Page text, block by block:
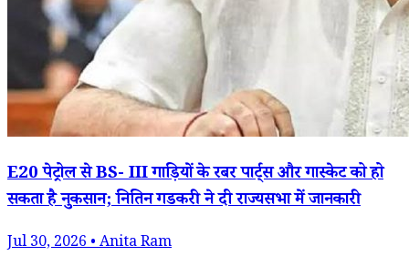
E20 पेट्रोल से BS- III गाड़ियों के रबर पार्ट्स और गास्केट को हो
सकता है नुकसान; नितिन गडकरी ने दी राज्यसभा में जानकारी
Jul 30, 2026 • Anita Ram